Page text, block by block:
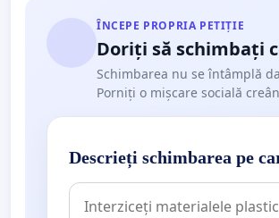
ÎNCEPE PROPRIA PETIȚIE
Doriți să schimbați
Schimbarea nu se întâmplă
Porniți o mișcare socială
Descrieți schimbarea pe